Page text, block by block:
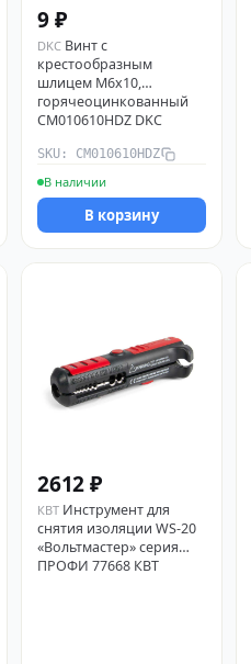
9 ₽
DKC Винт с
крестообразным
шлицем М6х10,
горячеоцинкованный
CM010610HDZ DKC
SKU: CM010610HDZ
В наличии
В корзину
2612 ₽
КВТ Инструмент для
снятия изоляции WS-20
«Вольтмастер» серия
ПРОФИ 77668 КВТ